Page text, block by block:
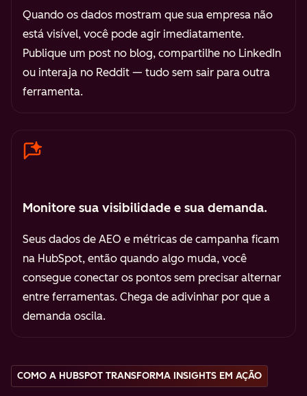
Quando os dados mostram que sua empresa não
está visível, você pode agir imediatamente.
Publique um post no blog, compartilhe no LinkedIn
ou interaja no Reddit — tudo sem sair para outra
ferramenta.
Monitore sua visibilidade e sua demanda.
Seus dados de AEO e métricas de campanha ficam
na HubSpot, então quando algo muda, você
consegue conectar os pontos sem precisar alternar
entre ferramentas. Chega de adivinhar por que a
demanda oscila.
COMO A HUBSPOT TRANSFORMA INSIGHTS EM AÇÃO